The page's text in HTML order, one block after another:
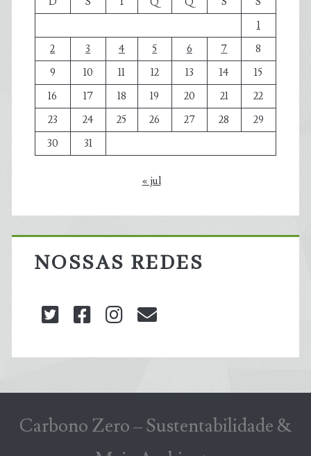
1
2
3 4 5 6 7
8
9
10 11 12 13 14
15
16
17 18 19 20 21
22
23
24 25 26 27 28
29
30
31
« jul
NOSSAS REDES
twitterfacebookinstagram
Carbono Zero – Sustentabilidade &